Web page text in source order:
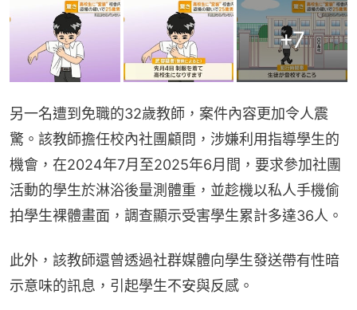
+7
另一名遭到免職的32歲教師，案件內容更加令人震
驚。該教師擔任校內社團顧問，涉嫌利用指導學生的
機會，在2024年7月至2025年6月間，要求參加社團
活動的學生於淋浴後量測體重，並趁機以私人手機偷
拍學生裸體畫面，調查顯示受害學生累計多達36人。
此外，該教師還曾透過社群媒體向學生發送帶有性暗
示意味的訊息，引起學生不安與反感。